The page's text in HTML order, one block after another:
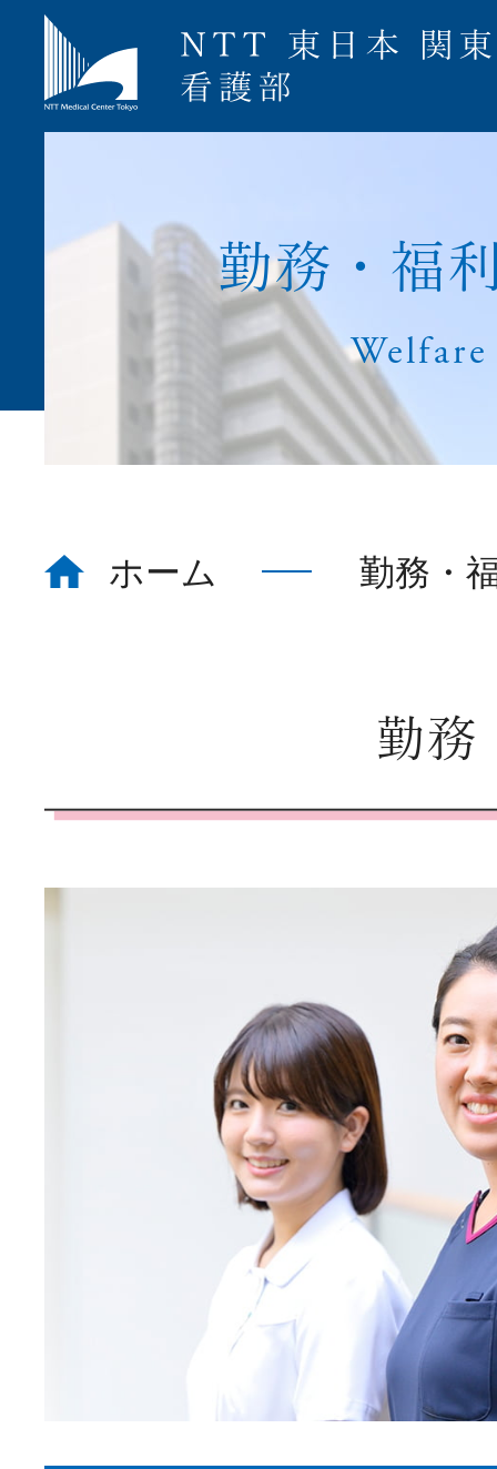
ホーム
About
教育支援体制
看護部の取り組み
スペシャリスト
勤務・福利厚生
インターンシップ
募集要項
ナース専科就
勤務 ・ 福
Welfare
ホーム 勤務・
勤務